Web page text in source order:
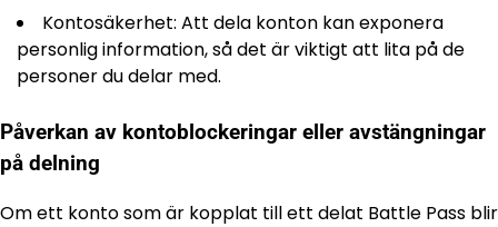
Kontosäkerhet: Att dela konton kan exponera
personlig information, så det är viktigt att lita på de
personer du delar med.
Påverkan av kontoblockeringar eller avstängningar
på delning
Om ett konto som är kopplat till ett delat Battle Pass blir